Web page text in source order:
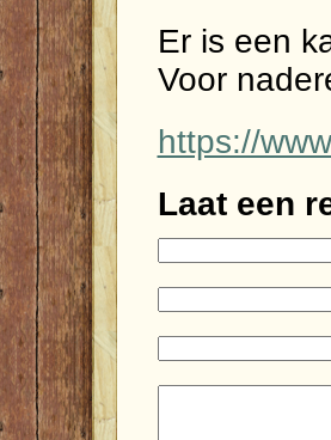
Er is een
Voor
https://
Laat een